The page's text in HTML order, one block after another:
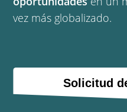
vez más globalizado.
Solicitud